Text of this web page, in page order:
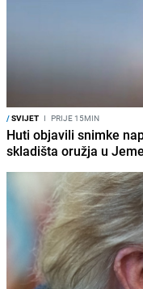
/SVIJET I PRIJE 15MIN
Huti objavili snimke
skladišta oružja u